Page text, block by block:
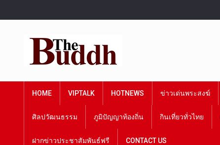
HOME VIPTALK HOTNEWS ข่าวเด่นพระสงฆ์
ศิลปวัฒนธรรม ภูมิปัญญาท้องถิ่น กินเที่ยวทั่วไทย
ฝากข่าวประชาสัมพันธ์ฟรี CONTACT US